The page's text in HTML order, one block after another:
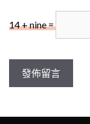
14 + nine =